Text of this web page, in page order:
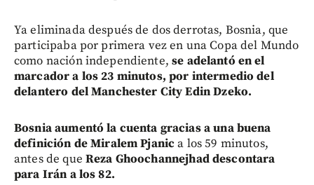
Ya eliminada después de dos derrotas, Bosnia, que
participaba por primera vez en una Copa del Mundo
como nación independiente,se adelantó en el
marcador a los 23 minutos, por intermedio del
delantero del Manchester City Edin Dzeko.
Bosnia aumentó la cuenta gracias a una buena
definición de Miralem Pjanica los 59 minutos,
antes de que Reza Ghoochannejhad descontara
para Irán a los 82.